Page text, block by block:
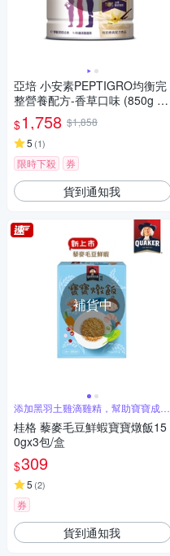
亞培 小安素PEPTIGRO均衡完
整營養配方-香草口味 (850g x
2入)
$1,758 $1,858
5 (1)
限時下殺 券
貨到通知我
補貨中
添加黑羽土雞滴雞精，幫助寶寶成長
發育
桂格 藜麥毛豆鮮蝦寶寶燉飯15
0gx3包/盒
$309
5 (2)
券
貨到通知我